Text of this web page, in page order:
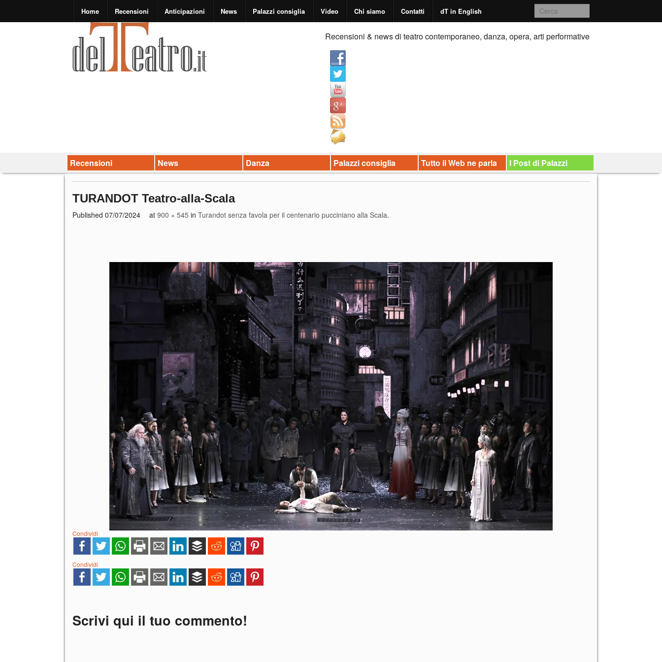
Home Recensioni Anticipazioni News Palazzi consiglia Video Chi siamo Contatti dT in English
Recensioni & news di teatro contemporaneo, danza, opera, arti performative
Recensioni News Danza Palazzi consiglia Tutto il Web ne parla I Post di Palazzi
TURANDOT Teatro-alla-Scala
Published 07/07/2024 at 900 × 545 in Turandot senza favola per il centenario pucciniano alla Scala.
Condividi
Condividi
Scrivi qui il tuo commento!